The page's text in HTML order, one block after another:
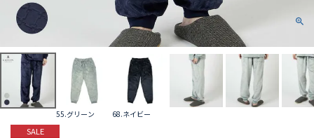
55.グリーン 68.ネイビー
SALE